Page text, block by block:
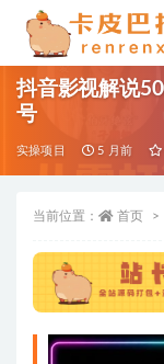
抖音影视解说
号
实操项目 5 月前
当前位置： 首页
全部